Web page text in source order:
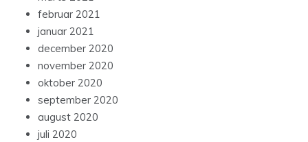
februar 2021
januar 2021
december 2020
november 2020
oktober 2020
september 2020
august 2020
juli 2020